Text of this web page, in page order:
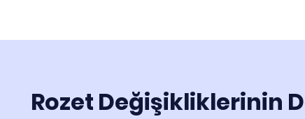
Rozet Değişikliklerinin